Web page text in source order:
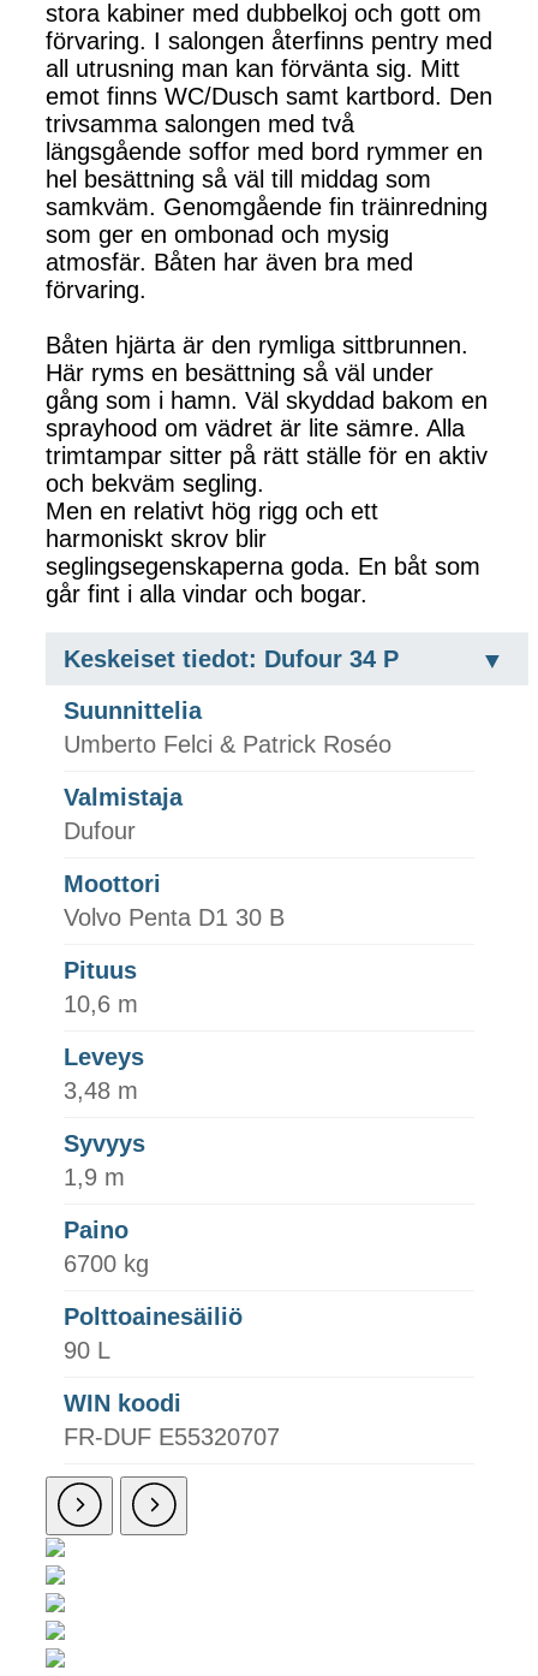
stora kabiner med dubbelkoj och gott om
förvaring. I salongen återfinns pentry med
all utrusning man kan förvänta sig. Mitt
emot finns WC/Dusch samt kartbord. Den
trivsamma salongen med två
längsgående soffor med bord rymmer en
hel besättning så väl till middag som
samkväm. Genomgående fin träinredning
som ger en ombonad och mysig
atmosfär. Båten har även bra med
förvaring.
Båten hjärta är den rymliga sittbrunnen.
Här ryms en besättning så väl under
gång som i hamn. Väl skyddad bakom en
sprayhood om vädret är lite sämre. Alla
trimtampar sitter på rätt ställe för en aktiv
och bekväm segling.
Men en relativt hög rigg och ett
harmoniskt skrov blir
seglingsegenskaperna goda. En båt som
går fint i alla vindar och bogar.
Keskeiset tiedot: Dufour 34 P
Suunnittelia
Umberto Felci & Patrick Roséo
Valmistaja
Dufour
Moottori
Volvo Penta D1 30 B
Pituus
10,6 m
Leveys
3,48 m
Syvyys
1,9 m
Paino
6700 kg
Polttoainesäiliö
90 L
WIN koodi
FR-DUF E55320707